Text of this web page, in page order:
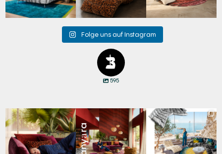
Folge uns auf Instagram
595
Den Kopf anlehnen. Die
Gedanken auf Reisen...
49 0
Manyara. Inspiriert von
der Weite Afrikas....
53 2
Für jeden Lieblingsplatz
die passende Cloud.
☁️...
60 1